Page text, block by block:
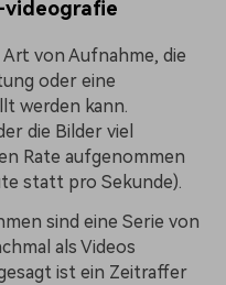
von Aufnahme, die
oder eine
werden kann.
die Bilder viel
Rate aufgenommen
statt pro Sekunde).
sind eine Serie von
als Videos
ist ein Zeitraffer